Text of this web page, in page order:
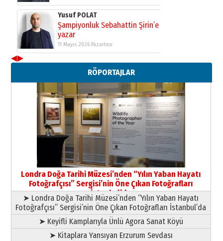
Yusuf POLAT
Şampiyonluk Sebahattin Şirin’e
yazar
11 Mayıs 2026 Pazartesi
Neşat YALÇIN
Paranın Aile Kültüründeki Yeri
03 Ağustos 2026 Pazartesi
Yıldırım Gündoğdu
HAVVA’NIN ÜÇ KIZI
09 Temmuz 2026 Perşembe
Yusuf POLAT
Şampiyonluk Sebahattin Şirin’e
yazar
11 Mayıs 2026 Pazartesi
◀▶
RÖPORTAJLAR
Londra Doğa Tarihi Müzesi’nden “Yılın Yaban Hayatı
Fotoğrafçısı” Sergisi’nin Öne Çıkan Fotoğrafları
İstanbul’da
➤ Londra Doğa Tarihi Müzesi’nden “Yılın Yaban Hayatı
Fotoğrafçısı” Sergisi’nin Öne Çıkan Fotoğrafları İstanbul’da
➤ Keyifli Kamplarıyla Ünlü Agora Sanat Köyü
➤ Kitaplara Yansıyan Erzurum Sevdası